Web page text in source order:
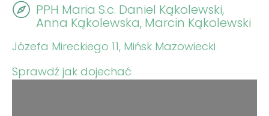
PPH Maria S.c. Daniel Kąkolewski,
Anna Kąkolewska, Marcin Kąkolewski
Józefa Mireckiego 11, Mińsk Mazowiecki
Sprawdź jak dojechać